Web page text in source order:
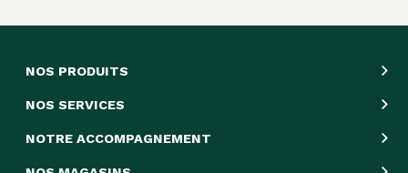
NOS PRODUITS
NOS SERVICES
NOTRE ACCOMPAGNEMENT